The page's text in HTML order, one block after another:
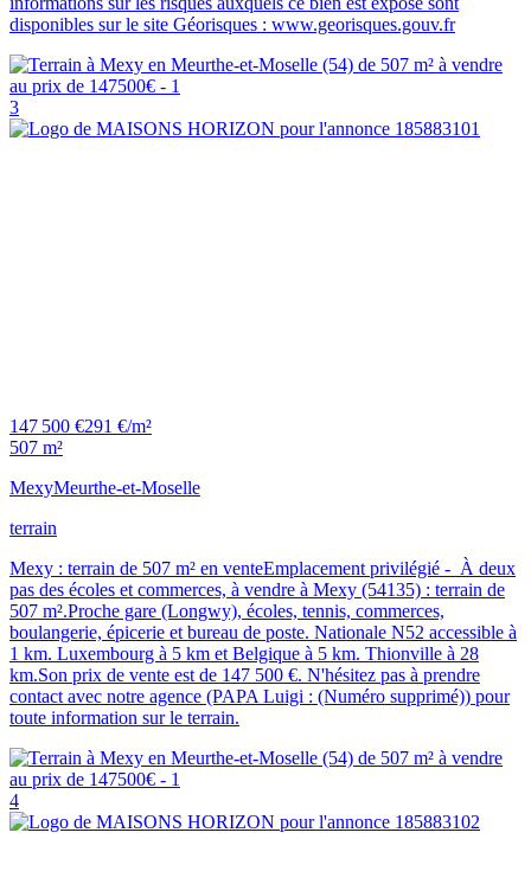
disponibles sur le site Géorisques : www.georisques.gouv.fr
3
147 500 €291 €/m²
507 m²
MexyMeurthe-et-Moselle
terrain
Mexy : terrain de 507 m² en venteEmplacement privilégié - À deux
pas des écoles et commerces, à vendre à Mexy (54135) : terrain de
507 m².Proche gare (Longwy), écoles, tennis, commerces,
boulangerie, épicerie et bureau de poste. Nationale N52 accessible à
1 km. Luxembourg à 5 km et Belgique à 5 km. Thionville à 28
km.Son prix de vente est de 147 500 €. N'hésitez pas à prendre
contact avec notre agence (PAPA Luigi : (Numéro supprimé)) pour
toute information sur le terrain.
4